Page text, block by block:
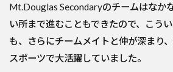
Mt.Douglas Secondaryのチームはなか
い所まで進むこともできたので、こう
も、さらにチームメイトと仲が深まり
スポーツで大活躍していました。